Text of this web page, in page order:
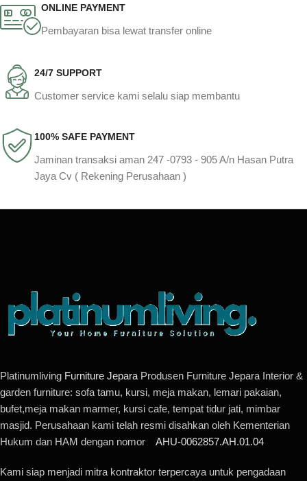
ONLINE PAYMENT
Pembayaran bisa lewat transfer online
24/7 SUPPORT
Customer service kami selalu siap membantu
100% SAFE PAYMENT
Jaminan transaksi aman 247 -0793 - 905 A/n Hasan Putra
Jaya Cv ( Rekening Perusahaan )
Platinumliving Furniture Jepara Produsen Furniture Jepara Interior &
garden furniture: sofa tamu, kursi, meja makan, lemari pakaian,
bufet,meja makan marmer, kursi cafe, tempat tidur jati, mimbar
masjid. Perusahaan kami telah resmi disahkan oleh Kementerian
Hukum dan HAM dengan nomor AHU-0062857.AH.01.04
Kami siap menjadi mitra kontraktor terpercaya untuk pengadaan